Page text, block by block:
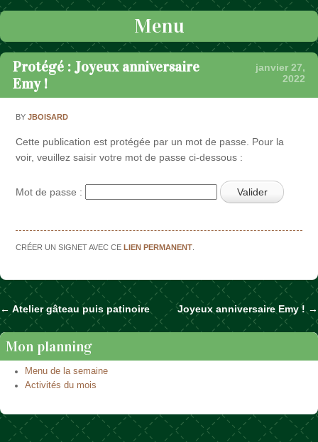
Menu
Passer au contenu
Protégé : Joyeux anniversaire
Emy !
janvier 27,
2022
BYJBOISARD
Cette publication est protégée par un mot de passe. Pour la
voir, veuillez saisir votre mot de passe ci-dessous :
Mot de passe :
CRÉER UN SIGNET AVEC CELIEN PERMANENT
Naviguer dans les articles
← Atelier gâteau puis patinoire Joyeux anniversaire Emy ! →
Mon planning
Menu de la semaine
Activités du mois